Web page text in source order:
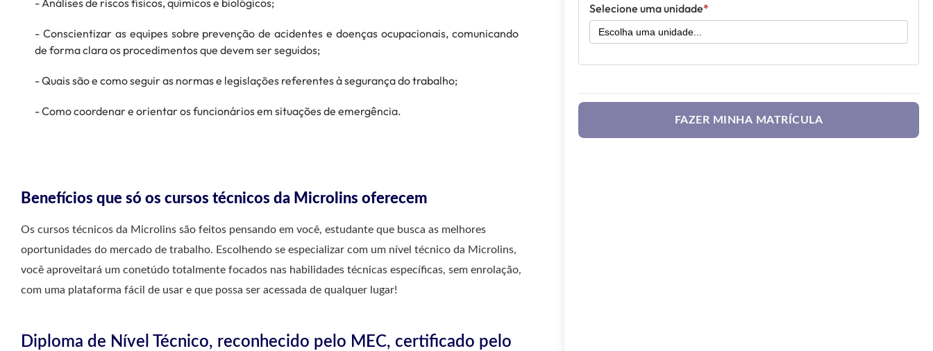
- Conscientizar as equipes sobre prevenção de acidentes e doenças ocupacionais, comunicando
de forma clara os procedimentos que devem ser seguidos;
- Quais são e como seguir as normas e legislações referentes à segurança do trabalho;
- Como coordenar e orientar os funcionários em situações de emergência.
Benefícios que só os cursos técnicos da Microlins oferecem
Os cursos técnicos da Microlins são feitos pensando em você, estudante que busca as melhores
oportunidades do mercado de trabalho. Escolhendo se especializar com um nível técnico da Microlins,
você aproveitará um conetúdo totalmente focados nas habilidades técnicas específicas, sem enrolação,
com uma plataforma fácil de usar e que possa ser acessada de qualquer lugar!
Diploma de Nível Técnico, reconhecido pelo MEC, certificado pelo
Selecione uma unidade
FAZER MINHA MATRÍCULA